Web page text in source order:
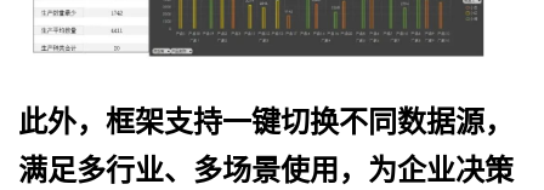
此外，框架支持一键切换不同数据源，
满足多行业、多场景使用，为企业决策